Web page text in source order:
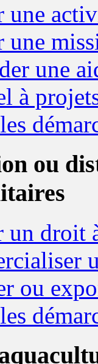
une
une
une
à
ou
un droit
ou